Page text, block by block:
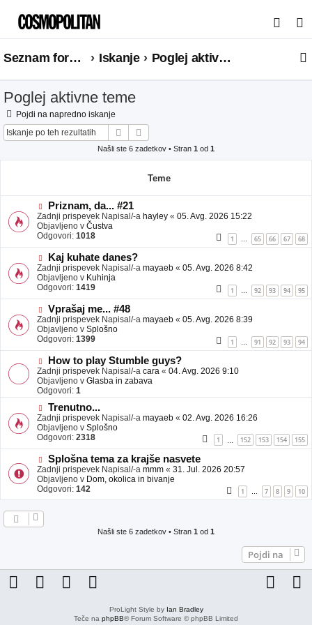
s
a
Seznam forumov Iskanje Poglej aktivne teme
Poglej aktivne teme
Pojdi na napredno iskanje
Iskanje
Našli ste 6 zadetkov • Stran 1 od 1
Teme
N
o
v
e
b
a
v
e
Priznam, da... #21
Zadnji prispevek Napisal/-a hayley « 05. Avg. 2026 15:22
Objavljeno v Čustva
Odgovori: 1018 1 … 65 66 67 68
N
o
v
e
b
a
v
e
Kaj kuhate danes?
Zadnji prispevek Napisal/-a mayaeb « 05. Avg. 2026 8:42
Objavljeno v Kuhinja
Odgovori: 1419 1 … 92 93 94 95
N
o
v
e
b
a
v
e
Vprašaj me... #48
Zadnji prispevek Napisal/-a mayaeb « 05. Avg. 2026 8:39
Objavljeno v Splošno
Odgovori: 1399 1 91 92 93 94
N
o
v
e
o
b
j
a
v
e
How to play Stumble guys?
Zadnji prispevek Napisal/-a cara « 04. Avg. 2026 9:10
Objavljeno v Glasba in zabava
Odgovori: 1
N
o
v
e
o
b
a
v
e
Trenutno...
Zadnji prispevek Napisal/-a mayaeb « 02. Avg. 2026 16:26
Objavljeno v Splošno
Odgovori: 2318 1 152 153 154 155
N
o
v
e
o
Splošna tema za krajše nasvete
Zadnji prispevek Napisal/-a mmm « 31. Jul. 2026 20:57
Objavljeno v Dom, okolica in bivanje
Odgovori: 142 1 … 7 8 9 10
Našli ste 6 zadetkov • Stran 1 od 1
Pojdi na
ProLight Style by Ian Bradley
Teče na phpBB® Forum Software © phpBB Limited